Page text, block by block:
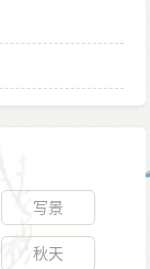
写景
秋天